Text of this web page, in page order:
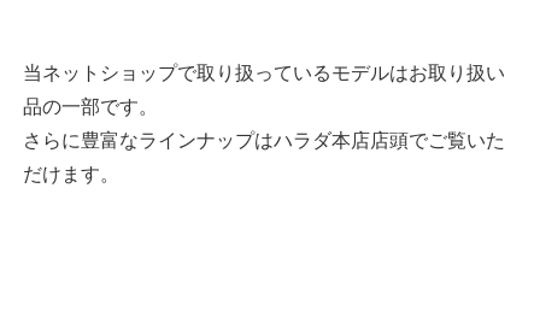
当ネットショップで取り扱っているモデルはお取り扱い
品の一部です。
さらに豊富なラインナップはハラダ本店店頭でご覧いた
だけます。